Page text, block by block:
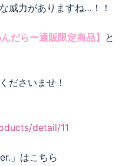
威力がありますね…！！
んだらー通販限定商品】 と
ださいませ！
detail/11
」はこちら